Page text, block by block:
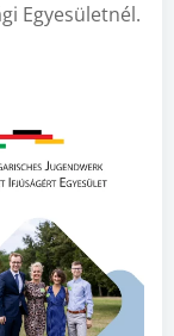
Egyesületnél.